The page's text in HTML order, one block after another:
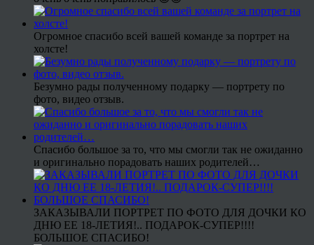
Огромное спасибо всей вашей команде за портрет на
холсте!
Безумно рады полученному подарку — портрету по
фото, видео отзыв.
Спасибо большое за то, что мы смогли так не ожиданно
и оригинально порадовать наших родителей…
ЗАКАЗЫВАЛИ ПОРТРЕТ ПО ФОТО ДЛЯ ДОЧКИ КО
ДНЮ ЕЕ 18-ЛЕТИЯ!.. ПОДАРОК-СУПЕР!!!!
БОЛЬШОЕ СПАСИБО!